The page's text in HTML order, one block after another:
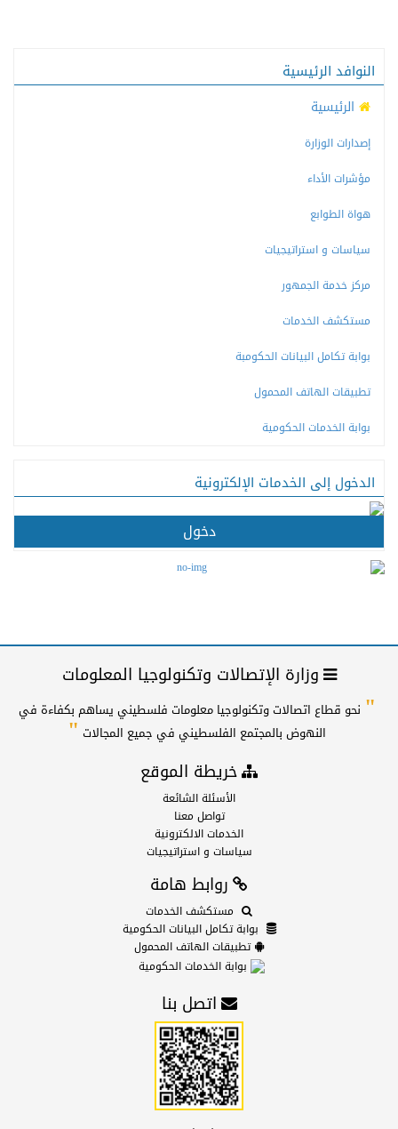
النوافد الرئيسية
الرئيسية
إصدارات الوزارة
مؤشرات الأداء
هواة الطوابع
سياسات و استراتيجيات
مركز خدمة الجمهور
مستكشف الخدمات
بوابة تكامل البيانات الحكومبة
تطبيقات الهاتف المحمول
بوابة الخدمات الحكومية
الدخول إلى الخدمات الإلكترونية
دخول
وزارة الإتصالات وتكنولوجيا المعلومات
" نحو قطاع اتصالات وتكنولوجيا معلومات فلسطيني يساهم بكفاءة في
النهوض بالمجتمع الفلسطيني في جميع المجالات"
خريطة الموقع
الأسئلة الشائعة
تواصل معنا
الخدمات الالكترونية
سياسات و استراتيجيات
روابط هامة
مستكشف الخدمات
بوابة تكامل البيانات الحكومية
تطبيقات الهاتف المحمول
بوابة الخدمات الحكومية
اتصل بنا